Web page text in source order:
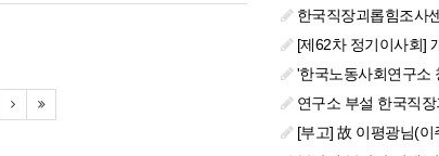
한국직장괴롭힘조사센터 '2026년도 하반기 주
[제62차 정기이사회]
'한국노동사회연구소 창립 40주
연구소 부설 한국직장괴롭힘조사센터 '2026년도
[부고] 故 이평광님(이주환 한국노동사회